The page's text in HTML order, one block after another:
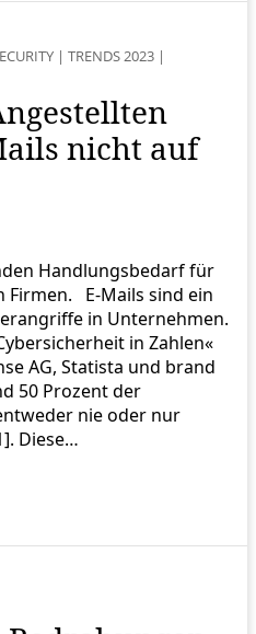
| TRENDS 2023 |
nicht auf
Handlungsbedarf für
Firmen. E-Mails sind ein
in Unternehmen.
in Zahlen«
AG, Statista und brand
50 Prozent der
nie oder nur
Diese…